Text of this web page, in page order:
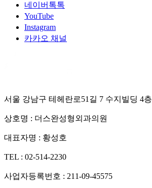
네이버톡톡
YouTube
Instagram
카카오 채널
서울 강남구 테헤란로51길 7 수지빌딩 4층
상호명 : 더스완성형외과의원
대표자명 : 황성호
TEL : 02-514-2230
사업자등록번호 : 211-09-45575